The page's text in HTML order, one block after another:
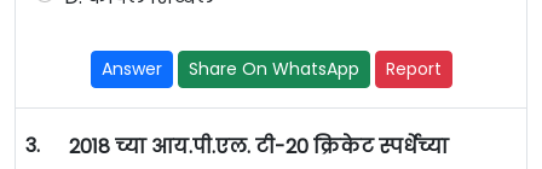
Answer Share On WhatsApp Report
3.
2018 च्या आय.पी.एल. टी-20 क्रिकेट स्पर्धेच्या